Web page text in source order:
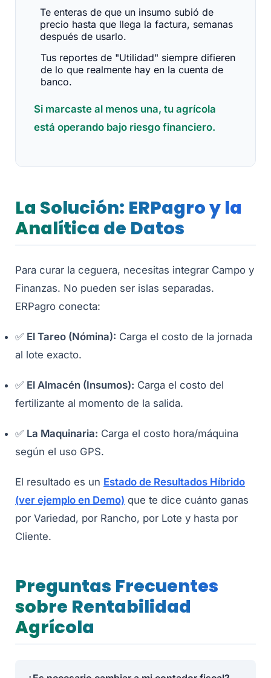
Te enteras de que un insumo subió de
precio hasta que llega la factura, semanas
después de usarlo.
Tus reportes de "Utilidad" siempre difieren
de lo que realmente hay en la cuenta de
banco.
Si marcaste al menos una, tu agrícola
está operando bajo riesgo financiero.
La Solución: ERPagro y la
Analítica de Datos
Para curar la ceguera, necesitas integrar Campo y
Finanzas. No pueden ser islas separadas.
ERPagro conecta:
✅ El Tareo (Nómina): Carga el costo de la jornada
al lote exacto.
✅ El Almacén (Insumos): Carga el costo del
fertilizante al momento de la salida.
✅ La Maquinaria: Carga el costo hora/máquina
según el uso GPS.
El resultado es un Estado de Resultados Híbrido
(ver ejemplo en Demo) que te dice cuánto ganas
por Variedad, por Rancho, por Lote y hasta por
Cliente.
Preguntas Frecuentes
sobre Rentabilidad
Agrícola